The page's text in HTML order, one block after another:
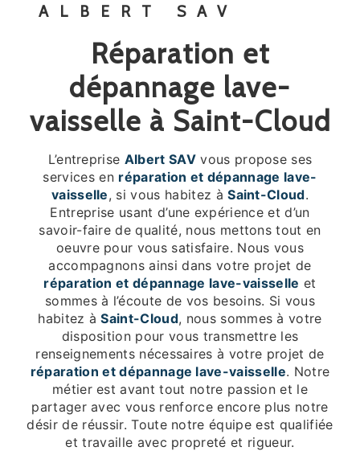
ALBERT SAV
réparation et
dépannage lave-
vaisselle à Saint-Cloud
L’entreprise Albert SAVvous propose ses
services en réparation et dépannage lave-
vaisselle, si vous habitez àSaint-Cloud.
Entreprise usant d’une expérience et d’un
savoir-faire de qualité, nous mettons tout en
oeuvre pour vous satisfaire. Nous vous
accompagnons ainsi dans votre projet de
réparation et dépannage lave-vaisselle et
sommes à l’écoute de vos besoins. Si vous
habitez àSaint-Cloud, nous sommes à votre
disposition pour vous transmettre les
renseignements nécessaires à votre projet de
réparation et dépannage lave-vaisselle. Notre
métier est avant tout notre passion et le
partager avec vous renforce encore plus notre
désir de réussir. Toute notre équipe est qualifiée
et travaille avec propreté et rigueur.